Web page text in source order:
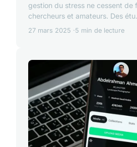
gestion du stress ne cessent de
chercheurs et amateurs. Des
27 mars 2025 5 min de lecture